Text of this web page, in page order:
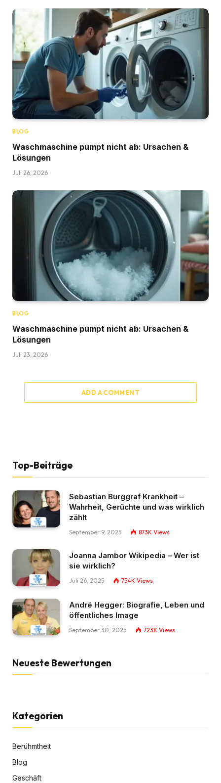
BLOG
Waschmaschine pumpt nicht ab: Ursachen &
Lösungen
Juli 26, 2026
BLOG
Waschmaschine pumpt nicht ab: Ursachen &
Lösungen
Juli 23, 2026
ADD A COMMENT
Top-Beiträge
Sebastian Burggraf Krankheit –
Wahrheit, Gerüchte und was wirklich
zählt
September 9, 2025 873K Views
Joanna Jambor Wikipedia – Wer ist
sie wirklich?
Juli 26, 2025 754K Views
André Hegger: Biografie, Leben und
öffentliches Image
September 30, 2025 723K Views
Neueste Bewertungen
Kategorien
Berühmtheit
Blog
Geschäft